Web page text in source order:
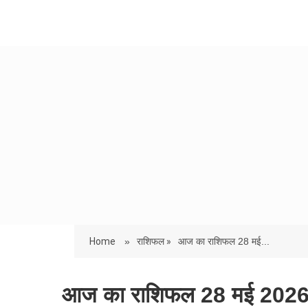
Home » राशिफल » आज का राशिफल 28 मई...
आज का राशिफल 28 मई